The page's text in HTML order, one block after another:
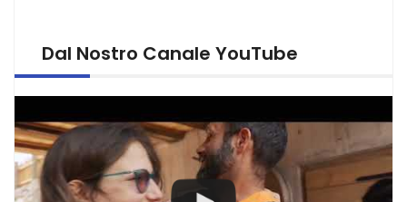
Dal Nostro Canale YouTube